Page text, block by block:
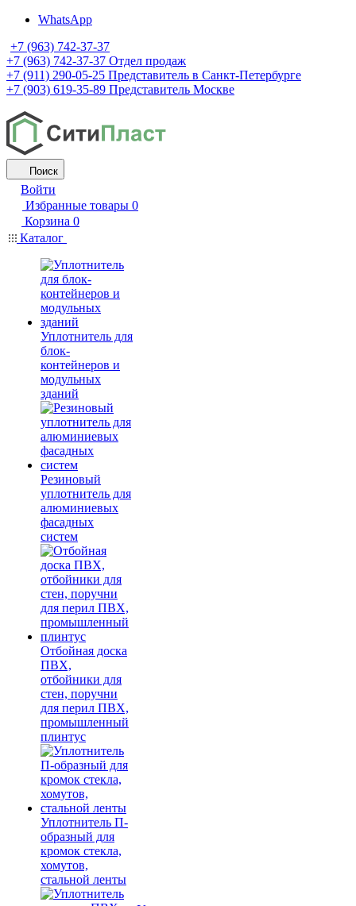
WhatsApp
+7 (963) 742-37-37
+7 (963) 742-37-37 Отдел продаж
+7 (911) 290-05-25 Представитель в Санкт-Петербурге
+7 (903) 619-35-89 Представитель Москве
Поиск
Войти
Избранные товары 0
Корзина 0
Каталог
Уплотнитель для
блок-
контейнеров и
модульных
зданий
Резиновый
уплотнитель для
алюминиевых
фасадных
систем
Отбойная доска
ПВХ,
отбойники для
стен, поручни
для перил ПВХ,
промышленный
плинтус
Уплотнитель П-
образный для
кромок стекла,
хомутов,
стальной ленты